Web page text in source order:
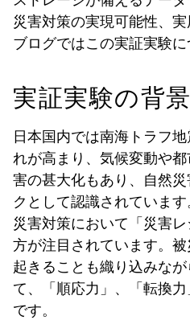
災害対策の実現可能性、
ブログではこの実証実験
実証実験の背景
日本国内では南海トラフ
れが高まり、気候変動や
害の甚大化もあり、自然
クとして認識されています
災害対策において「災害
方が注目されています。
起きることも織り込みな
て、「順応力」、「転換
です。